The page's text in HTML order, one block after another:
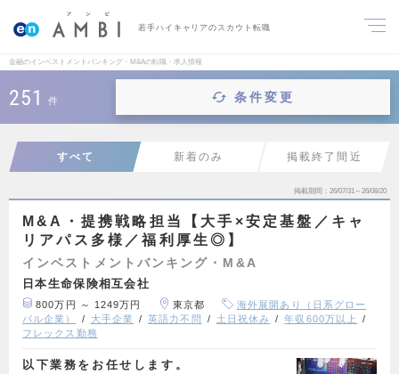
若手ハイキャリアのスカウト転職
金融のインベストメントバンキング・M&Aの転職・求人情報
251 件 条件変更
すべて 新着のみ 掲載終了間近
掲載期間 26/07/31～26/08/20
M&A・提携戦略担当【大手×安定基盤／キャ
リアパス多様／福利厚生◎】
インベストメントバンキング・M&A
日本生命保険相互会社
800万円 ～ 1249万円 東京都
海外展開あり（日系グロー
バル企業）
大手企業 英語力不問 土日祝休み
年収600万以上
フレックス勤務
以下業務をお任せします。